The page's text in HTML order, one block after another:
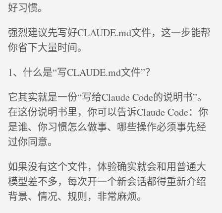
好习惯。
强烈建议先写好CLAUDE.md文件，这一步能帮
你省下大量时间。
1、什么是“写CLAUDE.md文件”？
它其实就是一份“写给Claude Code的说明书”。
在这份说明书里，你可以告诉Claude Code：你
是谁、你习惯怎么做事、哪些操作必须事先经
过你同意。
如果没有这个文件，体验确实就会和用普通大
模型差不多，每次开一个新会话都得重新介绍
背景、情况、规则，非常麻烦。